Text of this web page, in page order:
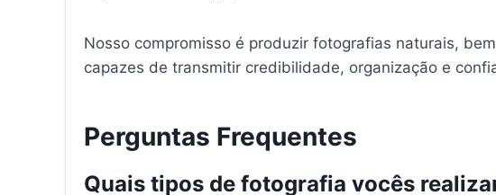
Nosso compromisso é produzir fotografias naturais,
capazes de transmitir credibilidade, organização e
Perguntas Frequentes
Quais tipos de fotografia vocês